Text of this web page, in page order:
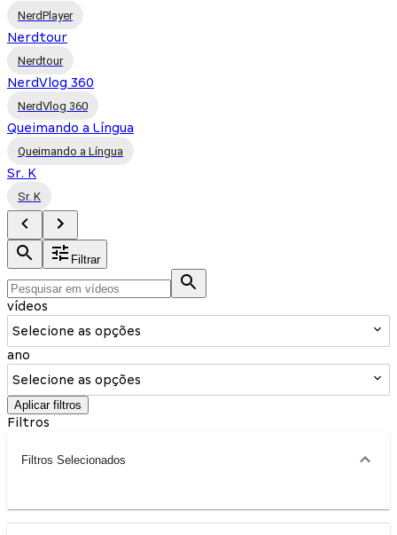
NerdPlayer
Nerdtour
Nerdtour
NerdVlog 360
NerdVlog 360
Queimando a Língua
Queimando a Língua
Sr. K
Sr. K
Filtrar
vídeos
Selecione as opções
ano
Selecione as opções
Aplicar filtros
Filtros
Filtros Selecionados